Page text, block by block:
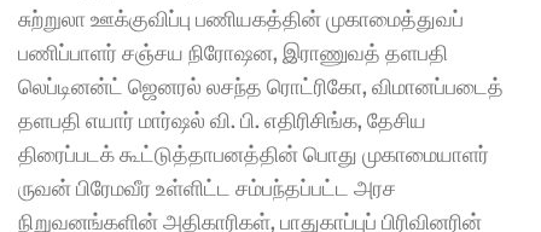
சுற்றுலா ஊக்குவிப்பு பணியகத்தின் முகாமைத்துவப்
பணிப்பாளர் சஞ்சய நிரோஷன, இராணுவத் தளபதி
லெப்டினன்ட் ஜெனரல் லசந்த ரொட்ரிகோ, விமானப்படைத்
தளபதி எயார் மார்ஷல் வி. பி. எதிரிசிங்க, தேசிய
திரைப்படக் கூட்டுத்தாபனத்தின் பொது முகாமையாளர்
ருவன் பிரேமவீர உள்ளிட்ட சம்பந்தப்பட்ட அரச
நிறுவனங்களின் அதிகாரிகள், பாதுகாப்புப் பிரிவினரின்